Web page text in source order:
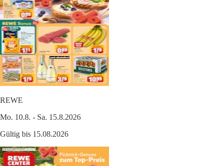
REWE
Mo. 10.8. - Sa. 15.8.2026
Gültig bis 15.08.2026